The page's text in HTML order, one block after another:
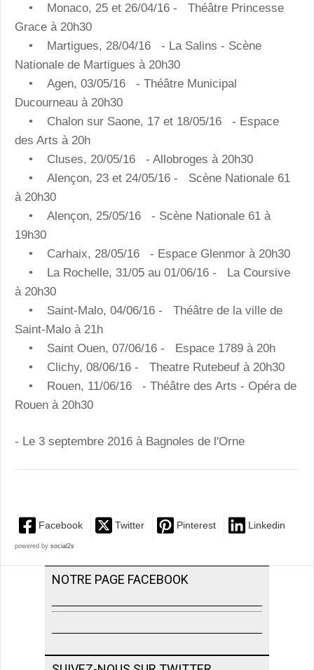
• Monaco, 25 et 26/04/16 - Théâtre Princesse
Grace à 20h30
• Martigues, 28/04/16 - La Salins - Scène
Nationale de Martigues à 20h30
• Agen, 03/05/16 - Théâtre Municipal
Ducourneau à 20h30
• Chalon sur Saone, 17 et 18/05/16 - Espace
des Arts à 20h
• Cluses, 20/05/16 - Allobroges à 20h30
• Alençon, 23 et 24/05/16 - Scène Nationale 61
à 20h30
• Alençon, 25/05/16 - Scène Nationale 61 à
19h30
• Carhaix, 28/05/16 - Espace Glenmor à 20h30
• La Rochelle, 31/05 au 01/06/16 - La Coursive
à 20h30
• Saint-Malo, 04/06/16 - Théâtre de la ville de
Saint-Malo à 21h
• Saint Ouen, 07/06/16 - Espace 1789 à 20h
• Clichy, 08/06/16 - Theatre Rutebeuf à 20h30
• Rouen, 11/06/16 - Théâtre des Arts - Opéra de
Rouen à 20h30
- Le 3 septembre 2016 à Bagnoles de l'Orne
Facebook Twitter Pinterest Linkedin
powered by social2s
NOTRE PAGE FACEBOOK